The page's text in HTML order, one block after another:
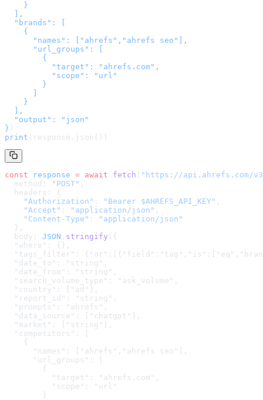
    }
  ],
  "brands": [
    {
      "names": ["ahrefs","ahrefs seo"],
      "url_groups": [
        {
          "target": "ahrefs.com",
          "scope": "url"
        }
    }
  ],
  "output": "json"
} )
print (response.json())
const response = await fetch ( " https://api.ahrefs.com/
  method:
"POST" ,
  headers: {
    "Authorization"
: "Bearer $AHREFS_API_KEY" ,
    "Accept"
: "application/json" ,
    "Content-Type"
:
"application/json"
  },
  body:
JSON . stringify ( {
  "where": {},
"tags_filter":
  "date_to": "string",
  "date_from": "string",
  "search_volume_type": "ask_volume",
  "country": ["ad"],
  "report_id": "string",
  "prompts": "ahrefs",
  "data_source": ["chatgpt"],
  "market": ["string"],
  "competitors": [
    {
      "names": ["ahrefs","ahrefs seo"],
      "url_groups": [
        {
          "target": "ahrefs.com",
          "scope": "url"
        }